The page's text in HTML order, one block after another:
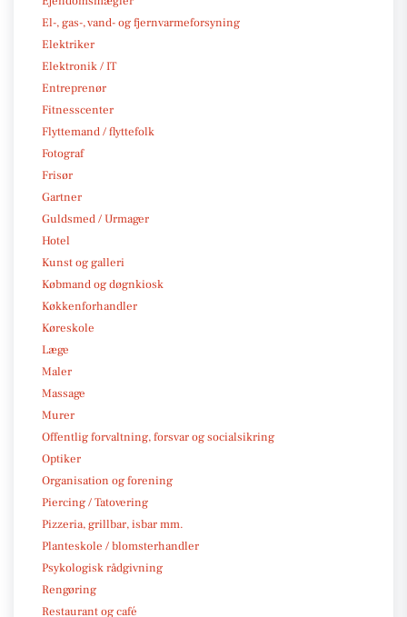
El-, gas-, vand- og fjernvarmeforsyning
Elektriker
Elektronik / IT
Entreprenør
Fitnesscenter
Flyttemand / flyttefolk
Fotograf
Frisør
Gartner
Guldsmed / Urmager
Hotel
Kunst og galleri
Købmand og døgnkiosk
Køkkenforhandler
Køreskole
Læge
Maler
Massage
Murer
Offentlig forvaltning, forsvar og socialsikring
Optiker
Organisation og forening
Piercing / Tatovering
Pizzeria, grillbar, isbar mm.
Planteskole / blomsterhandler
Psykologisk rådgivning
Rengøring
Restaurant og café